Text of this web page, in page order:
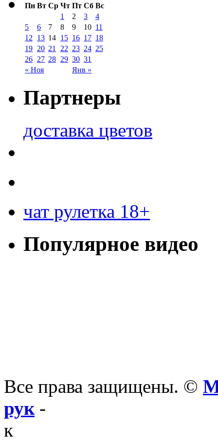
Пн Вт Ср Чт Пт Сб Вс
« Ноя Янв »
1 2 3
4
5
6 7 8 9 10 11
12
13 14 15 16 17 18
19 20 21 22 23 24 25
26 27 28 29 30 31
Партнеры
доставка цветов
чат рулетка 18+
Популярное видео
Все права защищены. ©
рук-
к